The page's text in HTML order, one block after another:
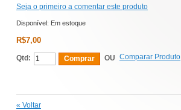
Seja o primeiro a comentar este produto
Disponível: Em estoque
R$7,00
Qtd: Comprar OU Comparar Produto
« Voltar